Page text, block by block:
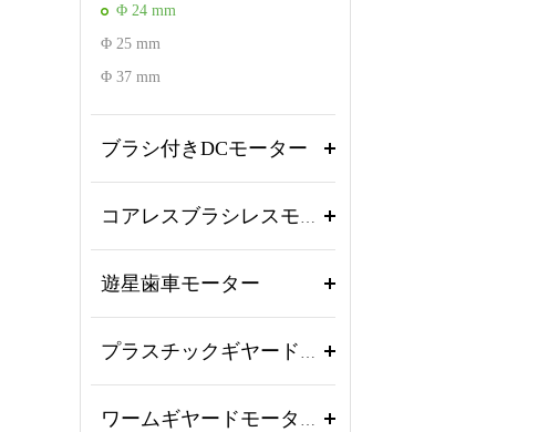
Φ 24 mm
Φ 25 mm
Φ 37 mm
ブラシ付きDCモーター
遊星歯車モーター